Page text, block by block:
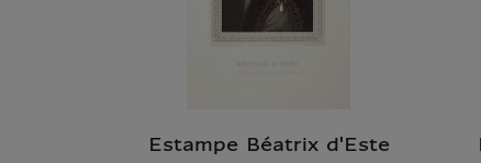
Estampe Béatrix d'Este